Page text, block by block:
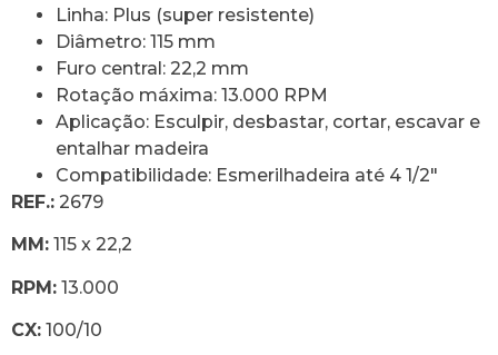
Linha: Plus (super resistente)
Diâmetro: 115 mm
Furo central: 22,2 mm
Rotação máxima: 13.000 RPM
Aplicação: Esculpir, desbastar, cortar, escavar e
entalhar madeira
Compatibilidade: Esmerilhadeira até 4 1/2″
REF.: 2679
MM: 115 x 22,2
RPM: 13.000
CX: 100/10